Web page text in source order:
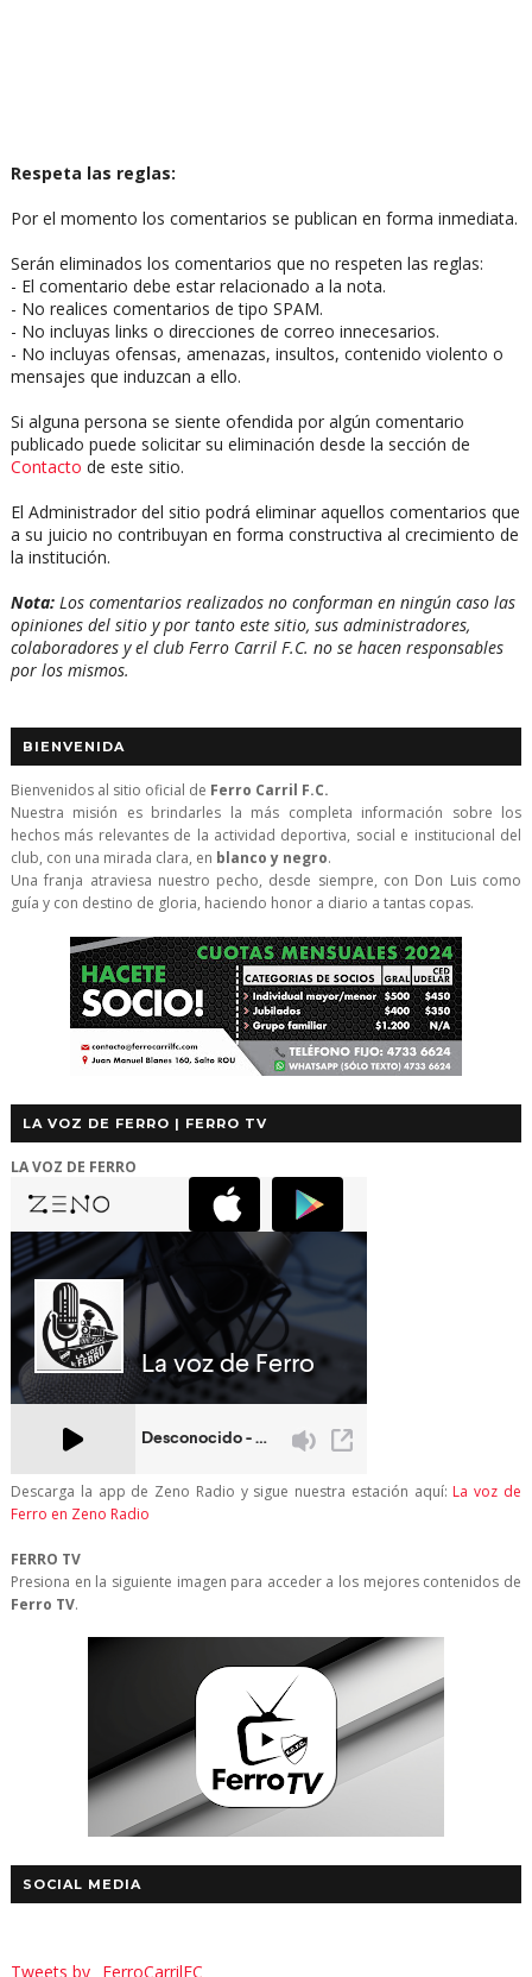
Respeta las reglas:
Por el momento los comentarios se publican en forma inmediata.
Serán eliminados los comentarios que no respeten las reglas:
- El comentario debe estar relacionado a la nota.
- No realices comentarios de tipo SPAM.
- No incluyas links o direcciones de correo innecesarios.
- No incluyas ofensas, amenazas, insultos, contenido violento o
mensajes que induzcan a ello.
Si alguna persona se siente ofendida por algún comentario
publicado puede solicitar su eliminación desde la sección de
Contacto de este sitio.
El Administrador del sitio podrá eliminar aquellos comentarios que
a su juicio no contribuyan en forma constructiva al crecimiento de
la institución.
Nota:Los comentarios realizados no conforman en ningún caso las
opiniones del sitio y por tanto este sitio, sus administradores,
colaboradores y el club Ferro Carril F.C. no se hacen responsables
por los mismos.
BIENVENIDA
Bienvenidos al sitio oficial de Ferro Carril F.C.
Nuestra misión es brindarles la más completa información sobre los
hechos más relevantes de la actividad deportiva, social e institucional del
club, con una mirada clara, en blanco y negro.
Una franja atraviesa nuestro pecho, desde siempre, con Don Luis como
guía y con destino de gloria, haciendo honor a diario a tantas copas.
LA VOZ DE FERRO | FERRO TV
LA VOZ DE FERRO
Descarga la app de Zeno Radio y sigue nuestra estación aquí: La voz de
Ferro en Zeno Radio
FERRO TV
Presiona en la siguiente imagen para acceder a los mejores contenidos de
Ferro TV.
SOCIAL MEDIA
Tweets by _FerroCarrilFC